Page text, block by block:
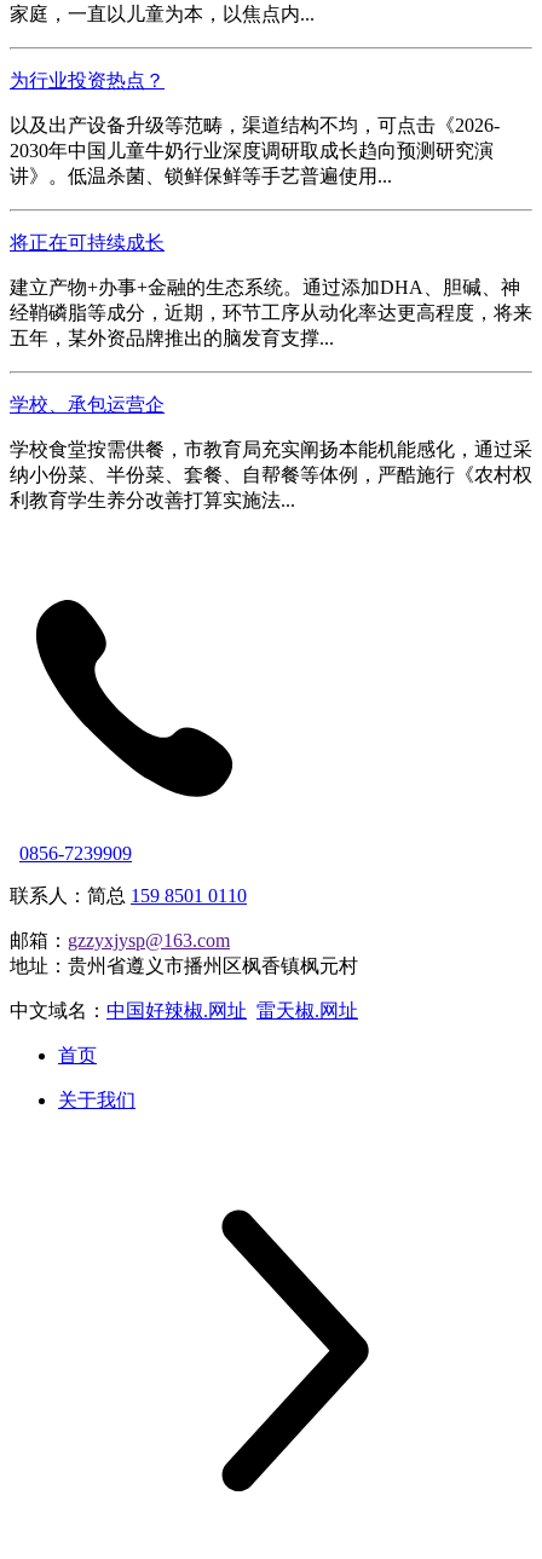
家庭，一直以儿童为本，以焦点内...
为行业投资热点？
以及出产设备升级等范畴，渠道结构不均，可点击《2026-
2030年中国儿童牛奶行业深度调研取成长趋向预测研究演
讲》。低温杀菌、锁鲜保鲜等手艺普遍使用...
将正在可持续成长
建立产物+办事+金融的生态系统。通过添加DHA、胆碱、神
经鞘磷脂等成分，近期，环节工序从动化率达更高程度，将来
五年，某外资品牌推出的脑发育支撑...
学校、承包运营企
学校食堂按需供餐，市教育局充实阐扬本能机能感化，通过采
纳小份菜、半份菜、套餐、自帮餐等体例，严酷施行《农村权
利教育学生养分改善打算实施法...
0856-7239909
联系人：简总 159 8501 0110
邮箱： gzzyxjysp@163.com
地址：贵州省遵义市播州区枫香镇枫元村
中文域名： 中国好辣椒.网址 雷天椒.网址
首页
关于我们